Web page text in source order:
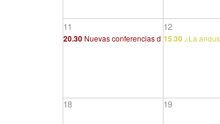
11
20.30 Nuevas conferencias d
12
15.30 ¿La
18 19